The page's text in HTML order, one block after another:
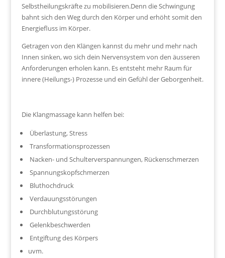
Selbstheilungskräfte zu mobilisieren.Denn die Schwingung
bahnt sich den Weg durch den Körper und erhöht somit den
Energiefluss im Körper.
Getragen von den Klängen kannst du mehr und mehr nach
Innen sinken, wo sich dein Nervensystem von den äusseren
Anforderungen erholen kann. Es entsteht mehr Raum für
innere (Heilungs-) Prozesse und ein Gefühl der Geborgenheit.
Die Klangmassage kann helfen bei:
Überlastung, Stress
Transformationsprozessen
Nacken- und Schulterverspannungen, Rückenschmerzen
Spannungskopfschmerzen
Bluthochdruck
Verdauungsstörungen
Durchblutungsstörung
Gelenkbeschwerden
Entgiftung des Körpers
uvm.